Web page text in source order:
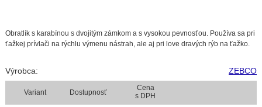
Obratlík s karabínou s dvojitým zámkom a s vysokou pevnosťou. Používa sa pri
ťažkej prívlači na rýchlu výmenu nástrah, ale aj pri love dravých rýb na ťažko.
Výrobca: ZEBCO
Variant Dostupnosť
Cena
s DPH